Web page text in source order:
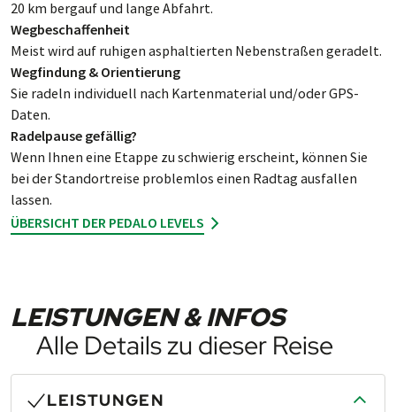
20 km berg­auf und lange Abfahrt.
Wegbeschaffenheit
Meist wird auf ruhigen asphal­tierten Neben­straßen geradelt.
Wegfindung & Orientierung
Sie rad­eln indi­vi­duell nach Kar­ten­ma­ter­ial und/oder GPS-
Daten.
Radelpause gefällig?
Wenn Ihnen eine Etappe zu schwie­rig er­scheint, kön­nen Sie
bei der Stand­ort­reise prob­lem­los einen Rad­tag aus­fal­len
lassen.
ÜBERSICHT DER PEDALO LEVELS
LEISTUNGEN & INFOS
Alle Details zu dieser Reise
LEISTUNGEN